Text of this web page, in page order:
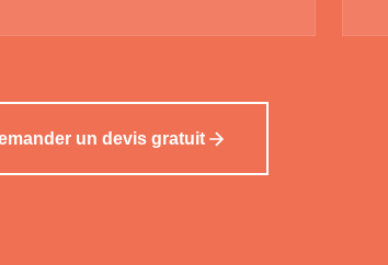
un devis gratuit